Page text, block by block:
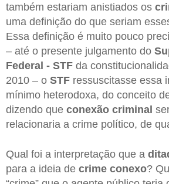
também estariam anistiados os
uma definição do que seriam
Essa definição é muito pouco
– até o presente julgamento do
Federal - STF da
2010 – o STF ressuscitasse essa
mínimo heterodoxa, do conceito
dizendo que conexão criminal
relacionaria a crime político, de
Qual foi a interpretação que a
para a ideia de crime conexo?